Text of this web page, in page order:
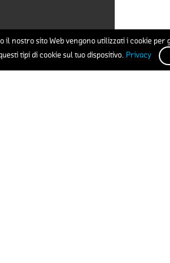
nostro sito Web vengono utilizzati i cookie
tipi di cookie sul tuo dispositivo. Privacy